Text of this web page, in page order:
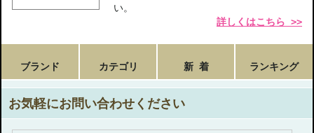
い。
詳しくはこちら >>
ブランド カテゴリ 新 着 ランキング
お気軽にお問い合わせください